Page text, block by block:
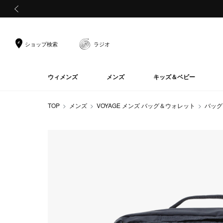
ショップ検索 ラジオ
ウィメンズ メンズ キッズ＆ベビー
TOP メンズ VOYAGE メンズ バッグ＆ウォレット バッグ